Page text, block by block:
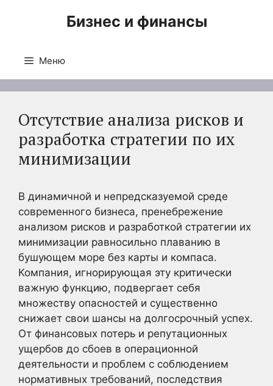
Бизнес и финансы
Меню
Отсутствие анализа рисков и
разработка стратегии по их
минимизации
В динамичной и непредсказуемой среде
современного бизнеса, пренебрежение
анализом рисков и разработкой стратегии их
минимизации равносильно плаванию в
бушующем море без карты и компаса.
Компания, игнорирующая эту критически
важную функцию, подвергает себя
множеству опасностей и существенно
снижает свои шансы на долгосрочный успех.
От финансовых потерь и репутационных
ущербов до сбоев в операционной
деятельности и проблем с соблюдением
нормативных требований, последствия